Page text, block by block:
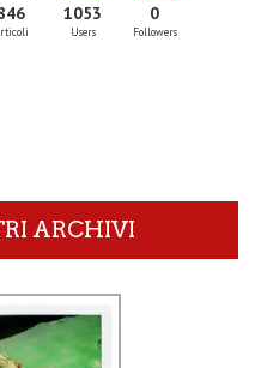
1053
Users
0
Followers
ARCHIVI